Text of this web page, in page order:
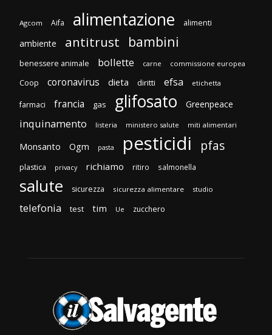
Agcom Aifa alimentazione alimenti
ambiente antitrust bambini
benessere animale bollette carne commissione europea
Coop coronavirus dieta diritti efsa etichetta
farmaci francia gas glifosato Greenpeace
inquinamento listeria ministero salute miti alimentari
Monsanto Ogm pasta pesticidi pfas
plastica privacy richiamo ritiro salmonella
salute sicurezza sicurezza alimentare studio
telefonia test tim Ue zucchero